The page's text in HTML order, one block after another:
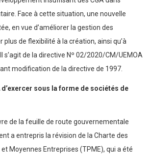
Face à cette situation, une nouvelle
en vue d’améliorer la gestion des
de flexibilité à la création, ainsi qu’à
Il s’agit de la directive Nº 02/2020/CM/UEMOA
modification de la directive de 1997.
d’exercer sous la forme de sociétés de
de la feuille de route gouvernementale
a entrepris la révision de la Charte des
Moyennes Entreprises (TPME), qui a été